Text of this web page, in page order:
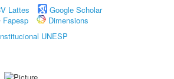
Lattes
Google Scholar
Fapesp
Dimensions
UNESP